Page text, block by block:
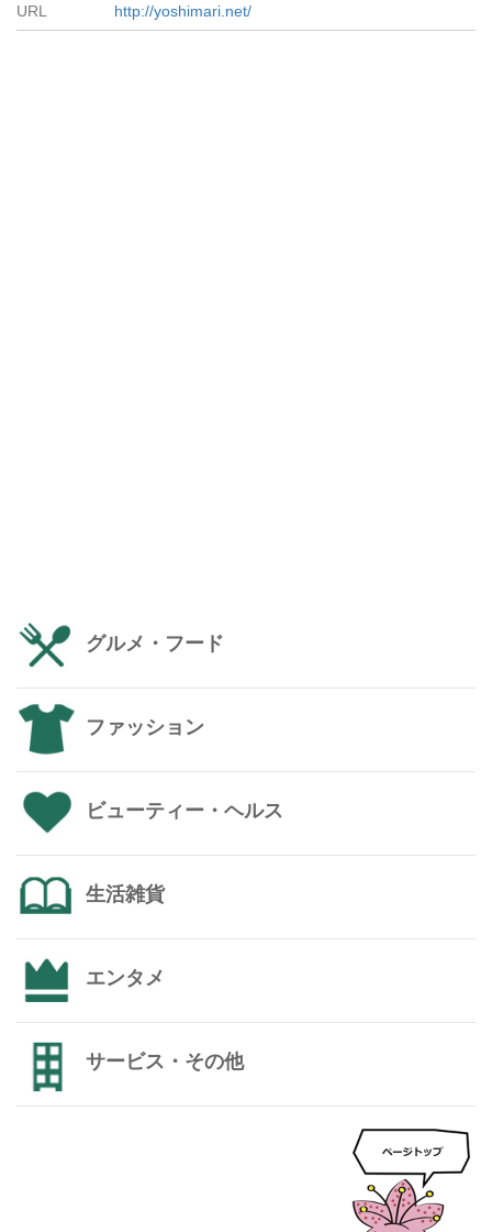
URL http://yoshimari.net/
グルメ・フード
ファッション
ビューティー・ヘルス
生活雑貨
エンタメ
サービス・その他